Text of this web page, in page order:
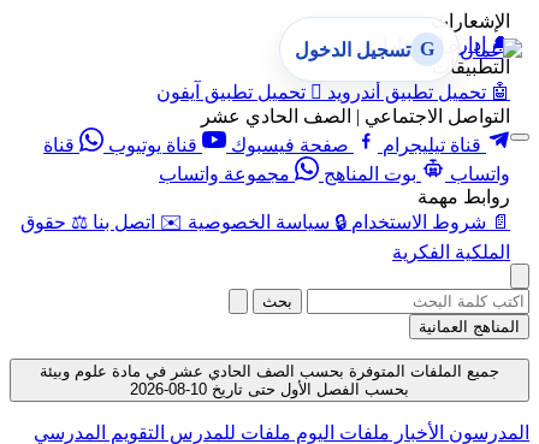
الإشعارات
🔔 إدارة الإشعارات
التطبيقات
🤖 تحميل تطبيق أندرويد  تحميل تطبيق آيفون
التواصل الاجتماعي | الصف الحادي عشر
قناة تيليجرام
صفحة فيسبوك قناة يوتيوب
قناة
واتساب
بوت المناهج
مجموعة واتساب
روابط مهمة
📄 شروط الاستخدام 🔒 سياسة الخصوصية ✉️ اتصل بنا ⚖️ حقوق
الملكية الفكرية
G تسجيل الدخول
بحث
المناهج العمانية
جميع الملفات المتوفرة بحسب الصف الحادي عشر في مادة علوم وبيئة
بحسب الفصل الأول حتى تاريخ 10-08-2026
المدرسون الأخبار ملفات اليوم ملفات للمدرس التقويم المدرسي